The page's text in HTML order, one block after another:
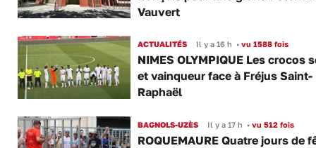
Vauvert
ACTUALITÉS Il y a 16 h •vu 1588 fois
NIMES OLYMPIQUE Les crocos
et vainqueur face à Fréjus Saint-
Raphaël
BAGNOLS-UZÈS Il y a 17 h •vu 512 fois
ROQUEMAURE Quatre jours de